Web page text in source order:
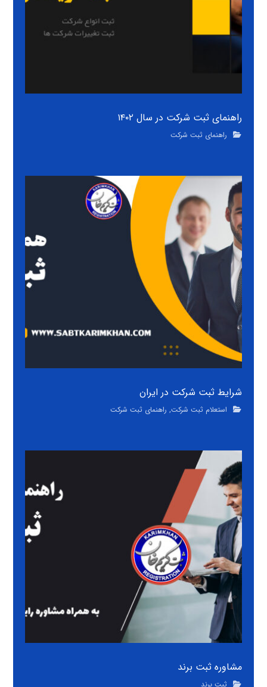
راهنمای ثبت شرکت در سال ۱۴۰۲
راهنمای ثبت شرکت
شرایط ثبت شرکت در ایران
استعلام ثبت شرکت, راهنمای ثبت شرکت
مشاوره ثبت برند
ثبت برند